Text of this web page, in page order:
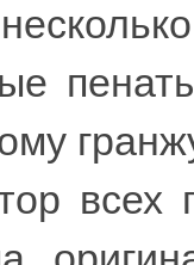
всех